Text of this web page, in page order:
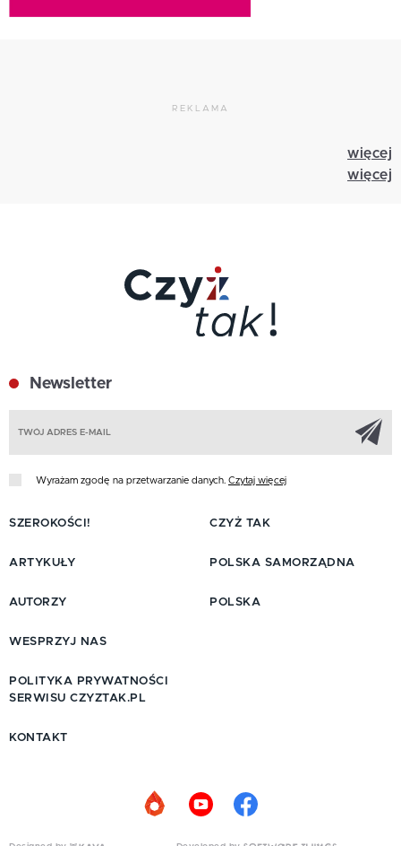
REKLAMA
więcej
więcej
Newsletter
Wyrażam zgodę na przetwarzanie danych. Czytaj więcej
SZEROKOŚCI!
ARTYKUŁY
AUTORZY
CZYŻ TAK
POLSKA SAMORZĄDNA
POLSKA
WESPRZYJ NAS
POLITYKA PRYWATNOŚCI
SERWISU CZYZTAK.PL
KONTAKT